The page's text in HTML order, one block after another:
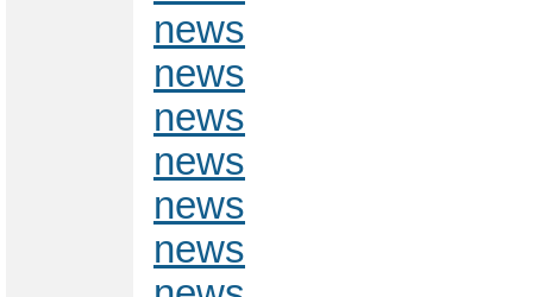
news
news
news
news
news
news